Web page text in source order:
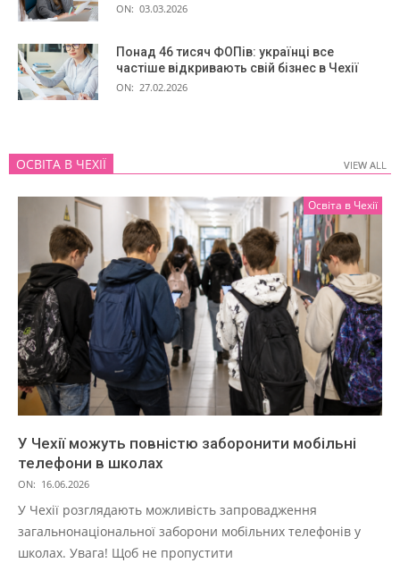
ON: 03.03.2026
Понад 46 тисяч ФОПів: українці все
частіше відкривають свій бізнес в Чехії
ON: 27.02.2026
ОСВІТА В ЧЕХІЇ VIEW ALL
Освіта в Чехії
У Чехії можуть повністю заборонити мобільні
телефони в школах
ON: 16.06.2026
У Чехії розглядають можливість запровадження
загальнонаціональної заборони мобільних телефонів у
школах. Увага! Щоб не пропустити
VIEW ALL